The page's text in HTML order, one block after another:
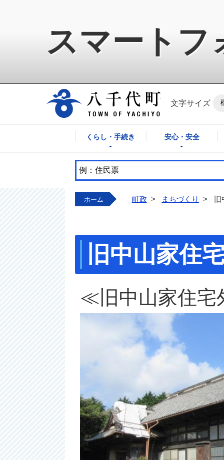
スマートフ
八千代町公式ホ
文字サイズ
くらし・手続き 安心・安全
ホーム 町政 > まちづくり >
旧中山家住
≪旧中山家住